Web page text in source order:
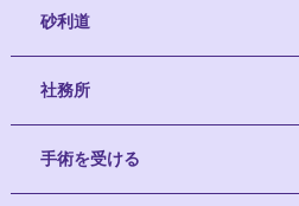
砂利道
社務所
手術を受ける